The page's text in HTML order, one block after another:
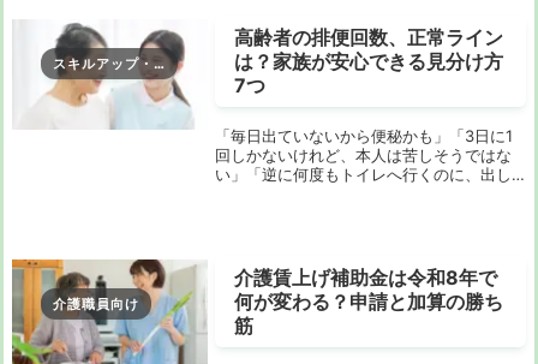
スキルアップ・研修
高齢者の排便回数、正常ライン
は？家族が安心できる見分け方
7つ
「毎日出ていないから便秘かも」「3日に1
回しかないけれど、本人は苦しそうではな
い」「逆に何度もトイレへ行くのに、出し
介護職員向け
介護賃上げ補助金は令和8年で
何が変わる？申請と加算の勝ち
筋